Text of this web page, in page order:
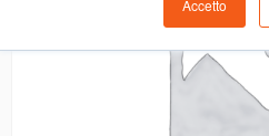
Accetto